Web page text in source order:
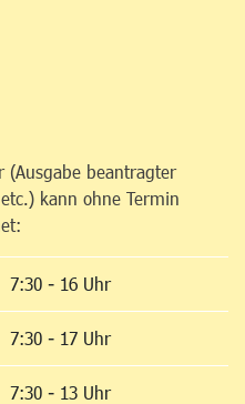
(Ausgabe beantragter
kann ohne Termin
7:30 - 16 Uhr
7:30 - 17 Uhr
7:30 - 13 Uhr